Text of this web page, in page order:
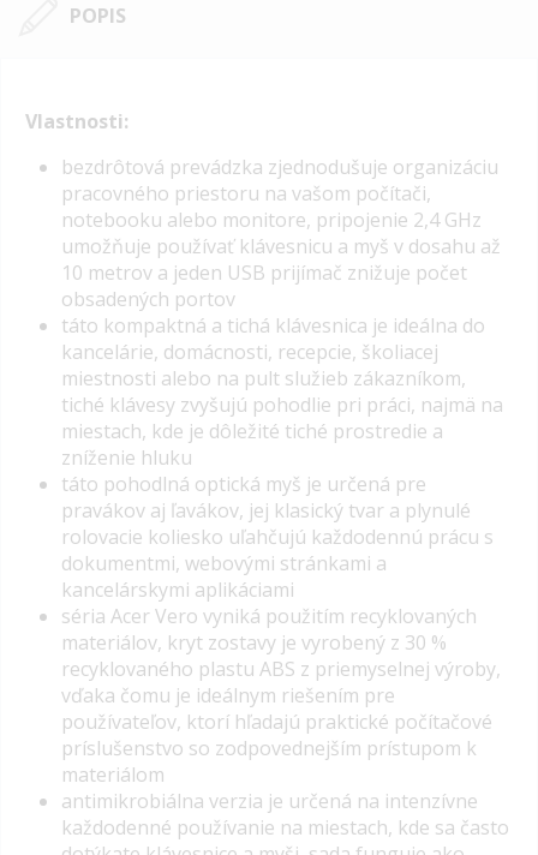
POPIS
Vlastnosti:
bezdrôtová prevádzka zjednodušuje organizáciu
pracovného priestoru na vašom počítači,
notebooku alebo monitore, pripojenie 2,4 GHz
umožňuje používať klávesnicu a myš v dosahu až
10 metrov a jeden USB prijímač znižuje počet
obsadených portov
táto kompaktná a tichá klávesnica je ideálna do
kancelárie, domácnosti, recepcie, školiacej
miestnosti alebo na pult služieb zákazníkom,
tiché klávesy zvyšujú pohodlie pri práci, najmä na
miestach, kde je dôležité tiché prostredie a
zníženie hluku
táto pohodlná optická myš je určená pre
pravákov aj ľavákov, jej klasický tvar a plynulé
rolovacie koliesko uľahčujú každodennú prácu s
dokumentmi, webovými stránkami a
kancelárskymi aplikáciami
séria Acer Vero vyniká použitím recyklovaných
materiálov, kryt zostavy je vyrobený z 30 %
recyklovaného plastu ABS z priemyselnej výroby,
vďaka čomu je ideálnym riešením pre
používateľov, ktorí hľadajú praktické počítačové
príslušenstvo so zodpovednejším prístupom k
materiálom
antimikrobiálna verzia je určená na intenzívne
každodenné používanie na miestach, kde sa často